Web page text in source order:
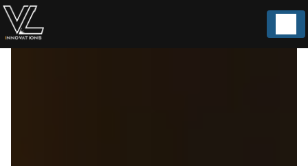
Panneau de gestion des cookies